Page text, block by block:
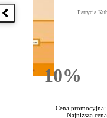
Poprzednia książka
10%
Patrycja
Cena promocyjna:
Najniższa